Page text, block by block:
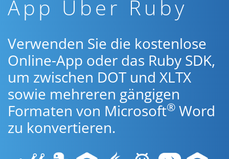
App Über Ruby
Verwenden Sie die kostenlose
Online-App oder das Ruby SDK,
um zwischen DOT und XLTX
sowie mehreren gängigen
Formaten von Microsoft® Word
zu konvertieren.